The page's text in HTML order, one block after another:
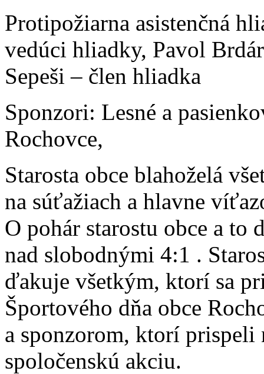
Protipožiarna asistenčná
vedúci hliadky, Pavol
Sepeši – člen hliadka
Sponzori: Lesné a
Rochovce,
Starosta obce blahoželá
na súťažiach a hlavne
O pohár starostu obce a
nad slobodnými 4:1 .
ďakuje všetkým, ktorí sa
Športového dňa obce
a sponzorom, ktorí
spoločenskú akciu.